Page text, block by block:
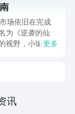
测试，这款
。本期小编在下
下载地址，虽然
荚APP上已经开
场依旧在完成
为《逆袭的仙
视野，小编也看
可以点击小编贴
费的下载机
可以赶紧点击起
更多
讯